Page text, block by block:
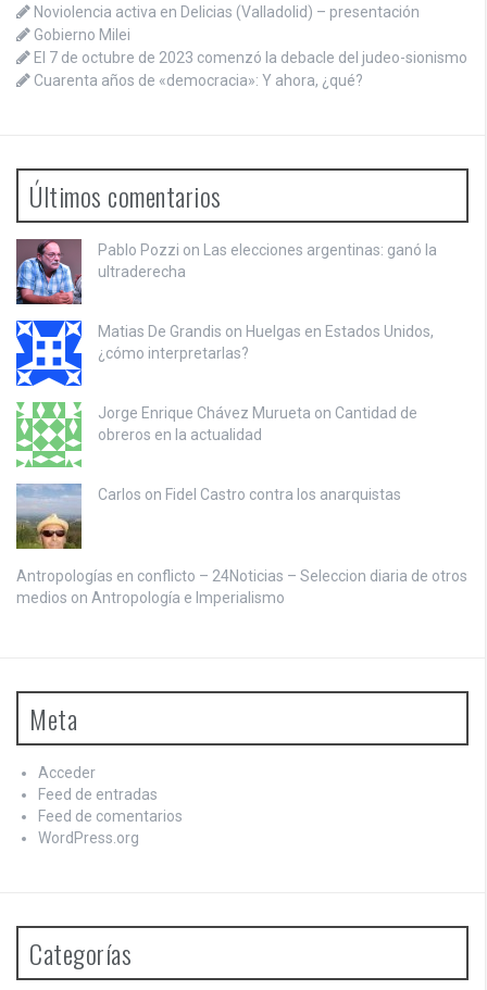
Noviolencia activa en Delicias (Valladolid) – presentación
Gobierno Milei
El 7 de octubre de 2023 comenzó la debacle del judeo-sionismo
Cuarenta años de «democracia»: Y ahora, ¿qué?
Últimos comentarios
Pablo Pozzi on Las elecciones argentinas: ganó la
ultraderecha
Matias De Grandis on Huelgas en Estados Unidos,
¿cómo interpretarlas?
Jorge Enrique Chávez Murueta on Cantidad de
obreros en la actualidad
Carlos on Fidel Castro contra los anarquistas
Antropologías en conflicto – 24Noticias – Seleccion diaria de otros
medios on Antropología e Imperialismo
Meta
Acceder
Feed de entradas
Feed de comentarios
WordPress.org
Categorías